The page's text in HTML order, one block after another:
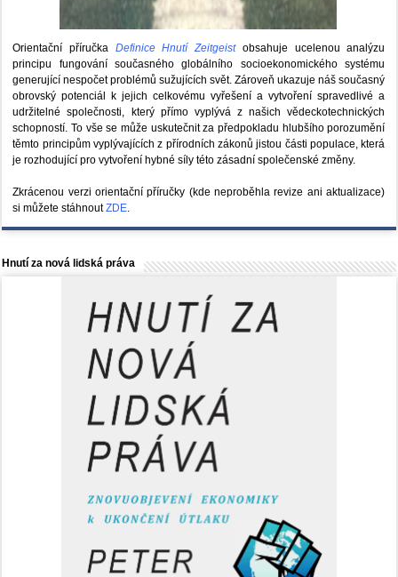
Orientační příručka Definice Hnutí Zeitgeistobsahuje ucelenou analýzu
principu fungování současného globálního socioekonomického systému
generující nespočet problémů sužujících svět. Zároveň ukazuje náš současný
obrovský potenciál k jejich celkovému vyřešení a vytvoření spravedlivé a
udržitelné společnosti, který přímo vyplývá z našich vědeckotechnických
schopností. To vše se může uskutečnit za předpokladu hlubšího porozumění
těmto principům vyplývajících z přírodních zákonů jistou části populace, která
je rozhodující pro vytvoření hybné síly této zásadní společenské změny.
Zkrácenou verzi orientační příručky (kde neproběhla revize ani aktualizace)
si můžete stáhnoutZDE.
Hnutí za nová lidská práva